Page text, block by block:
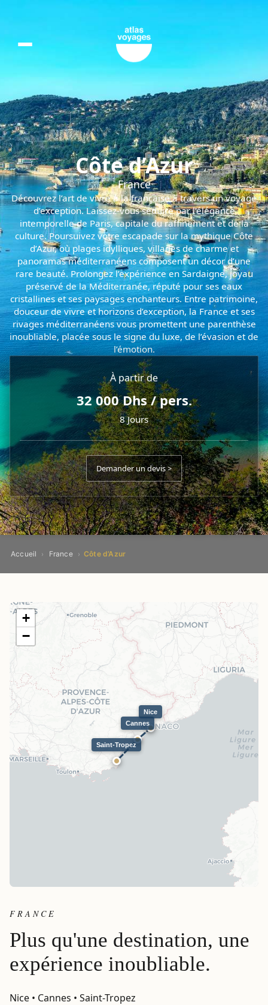
Côte d'Azur
Côte d’Azur
France
Découvrez l’art de vivre à la française à travers un voyage
d’exception. Laissez-vous séduire par l’élégance
intemporelle de Paris, capitale du raffinement et de la
culture. Poursuivez votre escapade sur la mythique Côte
d’Azur, où plages idylliques, villages de charme et
panoramas méditerranéens composent un décor d’une
rare beauté. Prolongez l’expérience en Sardaigne, joyau
préservé de la Méditerranée, réputé pour ses eaux
cristallines et ses paysages enchanteurs. Entre patrimoine,
douceur de vivre et horizons d’exception, la France et ses
rivages méditerranéens vous promettent une parenthèse
inoubliable, placée sous le signe du luxe, de l’évasion et de
l’émotion.
À partir de
32 000 Dhs / pers.
8 Jours
Demander un devis >
Accueil › France › Côte d’Azur
FRANCE
Plus qu'une destination, une
expérience inoubliable.
Nice • Cannes • Saint-Tropez
Nice
Cannes
Saint-Tropez
+
−